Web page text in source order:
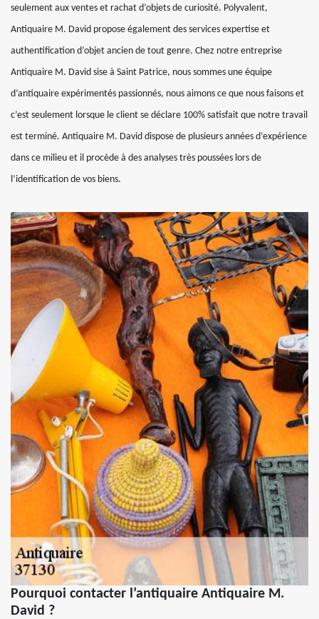
seulement aux ventes et rachat d’objets de curiosité. Polyvalent,
Antiquaire M. David propose également des services expertise et
authentification d’objet ancien de tout genre. Chez notre entreprise
Antiquaire M. David sise à Saint Patrice, nous sommes une équipe
d’antiquaire expérimentés passionnés, nous aimons ce que nous faisons et
c’est seulement lorsque le client se déclare 100% satisfait que notre travail
est terminé. Antiquaire M. David dispose de plusieurs années d’expérience
dans ce milieu et il procède à des analyses très poussées lors de
l’identification de vos biens.
Pourquoi contacter l’antiquaire Antiquaire M.
David ?